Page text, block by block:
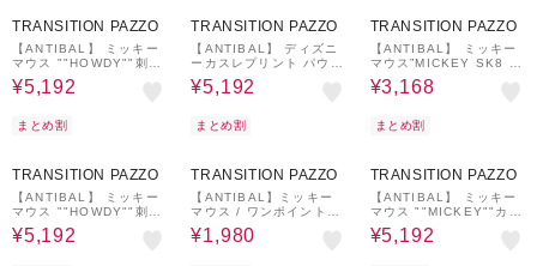
TRANSITION PAZZO
【ANTIBAL】 ミッキー
マウス ""HOWDY""刺し
ゅう ショートスリーブT
シャツ
¥5,192
まとめ割
TRANSITION PAZZO
【ANTIBAL】 ディズニ
ーカスレプリント パウダ
ーブリーチショートスリ
ーブTシャツ
¥5,192
まとめ割
TRANSITION PAZZO
【ANTIBAL】 ミッキー
マウス”MICKEY SK8 C
ALIFORNIA”プリント シ
ョートスリーブBIGTシ
¥3,168
まとめ割
TRANSITION PAZZO
【ANTIBAL】 ミッキー
マウス ""HOWDY""刺し
ゅう ショートスリーブT
シャツ
¥5,192
TRANSITION PAZZO
【ANTIBAL】ミッキー
マウス / ワンポイント刺
繍 ショートスリーブTシ
ャツ
¥1,980
TRANSITION PAZZO
【ANTIBAL】 ミッキー
マウス ""MICKEY""カス
レプリント ショートスリ
ーブTシャツ
¥5,192